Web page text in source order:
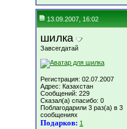
13.09.2007, 16:02
шилка
Завсегдатай
Регистрация: 02.07.2007
Адрес: Казахстан
Сообщений: 229
Сказал(а) спасибо: 0
Поблагодарили 3 раз(а) в 3
сообщениях
Подарков: 1